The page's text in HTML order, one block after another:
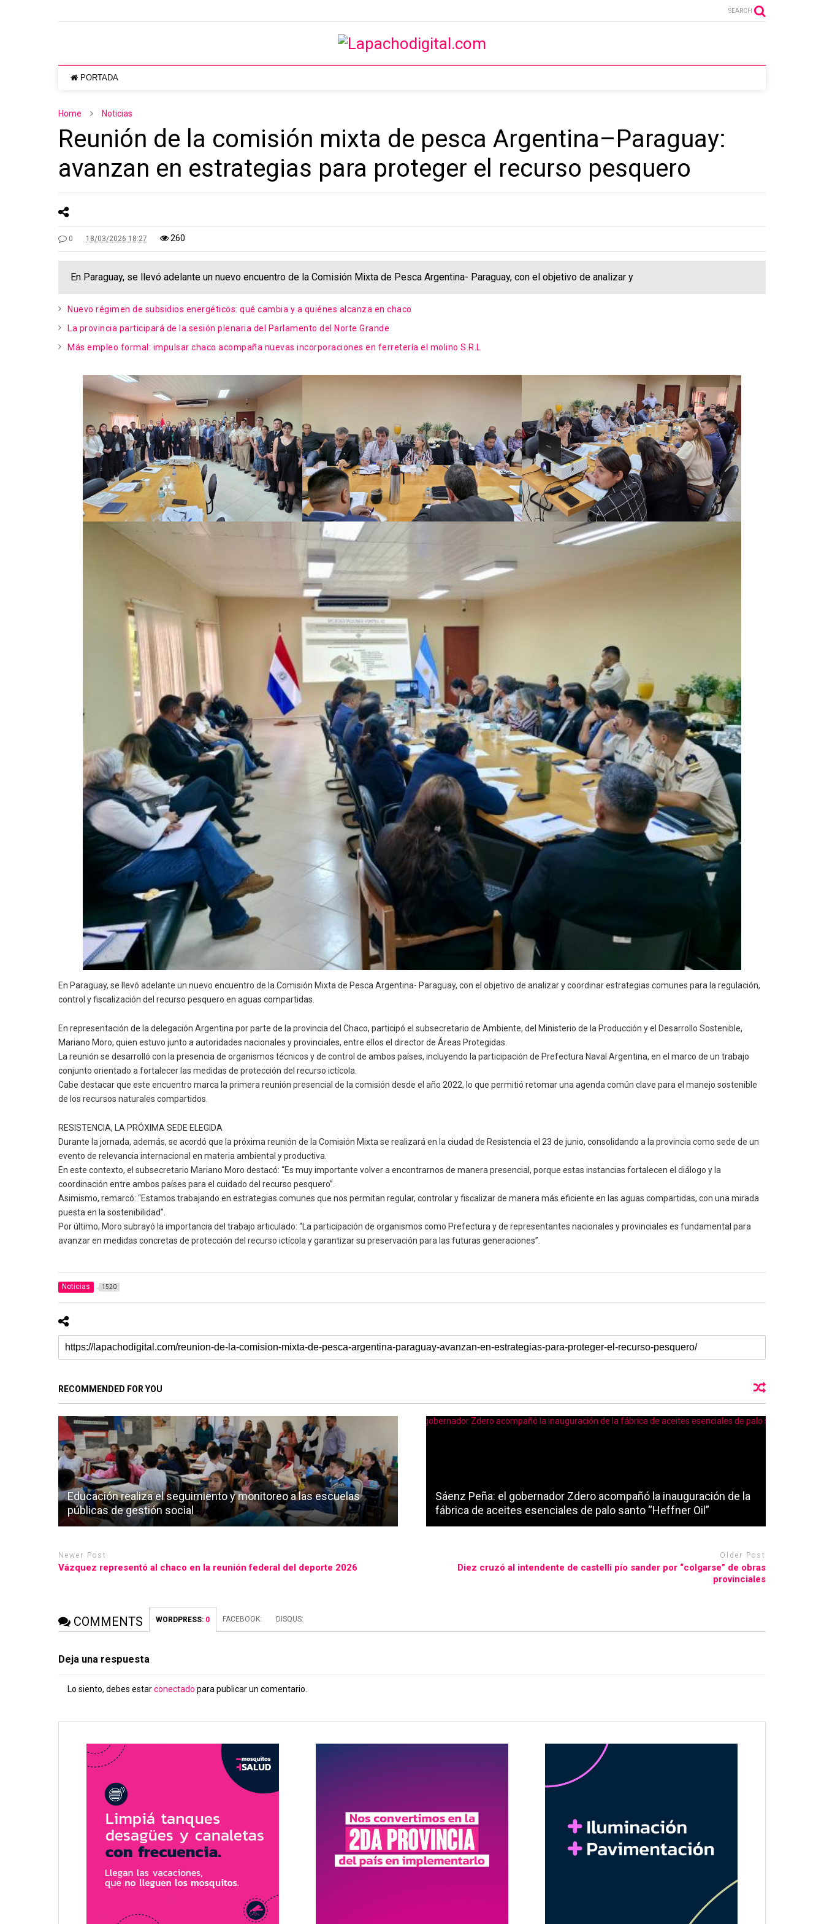
SEARCH
PORTADA
Home Noticias
Reunión de la comisión mixta de pesca Argentina–Paraguay:
avanzan en estrategias para proteger el recurso pesquero
0 18/03/2026 18:27 260
En Paraguay, se llevó adelante un nuevo encuentro de la Comisión Mixta de Pesca Argentina- Paraguay, con el objetivo de analizar y
Nuevo régimen de subsidios energéticos: qué cambia y a quiénes alcanza en chaco
La provincia participará de la sesión plenaria del Parlamento del Norte Grande
Más empleo formal: impulsar chaco acompaña nuevas incorporaciones en ferretería el molino S.R.L
En Paraguay, se llevó adelante un nuevo encuentro de la Comisión Mixta de Pesca Argentina- Paraguay, con el objetivo de analizar y coordinar estrategias comunes para la regulación,
control y fiscalización del recurso pesquero en aguas compartidas.
En representación de la delegación Argentina por parte de la provincia del Chaco, participó el subsecretario de Ambiente, del Ministerio de la Producción y el Desarrollo Sostenible,
Mariano Moro, quien estuvo junto a autoridades nacionales y provinciales, entre ellos el director de Áreas Protegidas.
La reunión se desarrolló con la presencia de organismos técnicos y de control de ambos países, incluyendo la participación de Prefectura Naval Argentina, en el marco de un trabajo
conjunto orientado a fortalecer las medidas de protección del recurso ictícola.
Cabe destacar que este encuentro marca la primera reunión presencial de la comisión desde el año 2022, lo que permitió retomar una agenda común clave para el manejo sostenible
de los recursos naturales compartidos.
RESISTENCIA, LA PRÓXIMA SEDE ELEGIDA
Durante la jornada, además, se acordó que la próxima reunión de la Comisión Mixta se realizará en la ciudad de Resistencia el 23 de junio, consolidando a la provincia como sede de un
evento de relevancia internacional en materia ambiental y productiva.
En este contexto, el subsecretario Mariano Moro destacó: “Es muy importante volver a encontrarnos de manera presencial, porque estas instancias fortalecen el diálogo y la
coordinación entre ambos países para el cuidado del recurso pesquero”.
Asimismo, remarcó: “Estamos trabajando en estrategias comunes que nos permitan regular, controlar y fiscalizar de manera más eficiente en las aguas compartidas, con una mirada
puesta en la sostenibilidad”.
Por último, Moro subrayó la importancia del trabajo articulado: “La participación de organismos como Prefectura y de representantes nacionales y provinciales es fundamental para
avanzar en medidas concretas de protección del recurso ictícola y garantizar su preservación para las futuras generaciones”.
Noticias 1520
RECOMMENDED FOR YOU
Educación realiza el seguimiento y monitoreo a las escuelas
públicas de gestión social
Sáenz Peña: el gobernador Zdero acompañó la inauguración de la
fábrica de aceites esenciales de palo santo “Heffner Oil”
Newer Post
Vázquez representó al chaco en la reunión federal del deporte 2026
Older Post
Diez cruzó al intendente de castelli pío sander por “colgarse” de obras
provinciales
COMMENTS WORDPRESS: 0 FACEBOOK: DISQUS:
Deja una respuesta
Lo siento, debes estarconectado para publicar un comentario.